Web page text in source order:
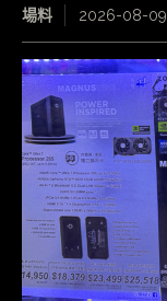
場料 2026-08-09